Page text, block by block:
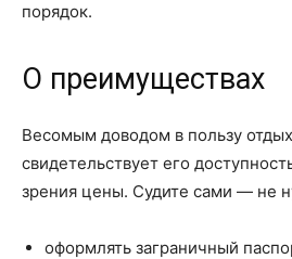
порядок.
О преимуществах
Весомым доводом в пользу
свидетельствует его
зрения цены. Судите сами — не
оформлять заграничный